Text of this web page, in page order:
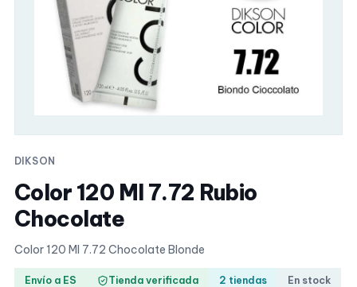
DIKSON
Color 120 Ml 7.72 Rubio
Chocolate
Color 120 Ml 7.72 Chocolate Blonde
Envío a ES Tienda verificada 2 tiendas En stock